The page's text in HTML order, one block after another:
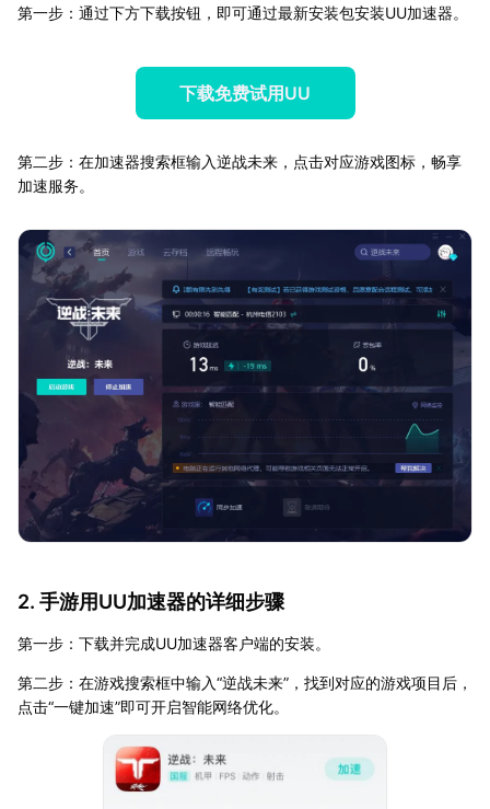
第一步：通过下方下载按钮，即可通过最新安装包安装UU加速器。
下载免费试用UU
第二步：在加速器搜索框输入逆战未来，点击对应游戏图标，畅享
加速服务。
2. 手游用UU加速器的详细步骤
第一步：下载并完成UU加速器客户端的安装。
第二步：在游戏搜索框中输入“逆战未来”，找到对应的游戏项目后，
点击“一键加速”即可开启智能网络优化。